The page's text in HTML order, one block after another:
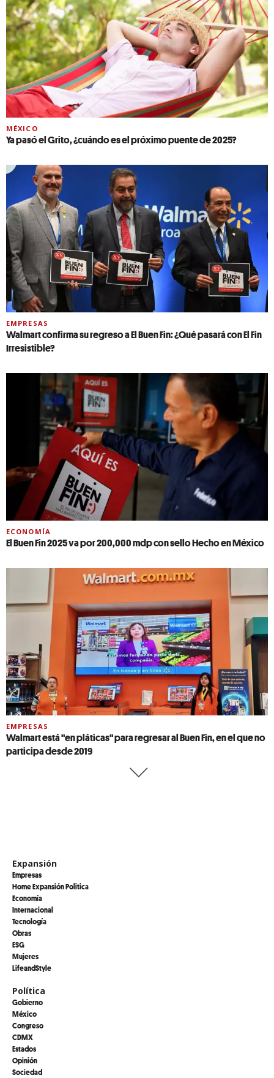
MÉXICO
Ya pasó el Grito, ¿cuándo es el próximo puente de 2025?
EMPRESAS
Walmart confirma su regreso a El Buen Fin: ¿Qué pasará con El Fin
Irresistible?
ECONOMÍA
El Buen Fin 2025 va por 200,000 mdp con sello Hecho en México
EMPRESAS
Walmart está "en pláticas" para regresar al Buen Fin, en el que no
participa desde 2019
Expansión
Empresas
Home Expansión Politica
Economía
Internacional
Tecnología
Obras
ESG
Mujeres
LifeandStyle
Política
Gobierno
México
Congreso
CDMX
Estados
Opinión
Sociedad